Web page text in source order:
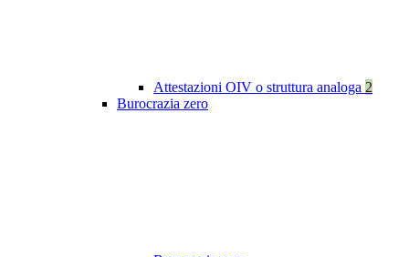
Attestazioni OIV o struttura analoga 2
Burocrazia zero